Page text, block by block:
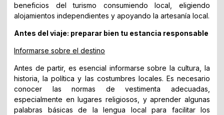
beneficios del turismo consumiendo local, eligiendo
alojamientos independientes y apoyando la artesanía local.
Antes del viaje: preparar bien tu estancia responsable
Informarse sobre el destino
Antes de partir, es esencial informarse sobre la cultura, la
historia, la política y las costumbres locales. Es necesario
conocer las normas de vestimenta adecuadas,
especialmente en lugares religiosos, y aprender algunas
palabras básicas de la lengua local para facilitar los